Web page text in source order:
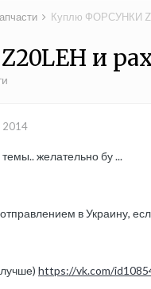
Куплю ФОРСУНКИ
и
2014
желательно бу ...
в Украину,
https://vk.com/